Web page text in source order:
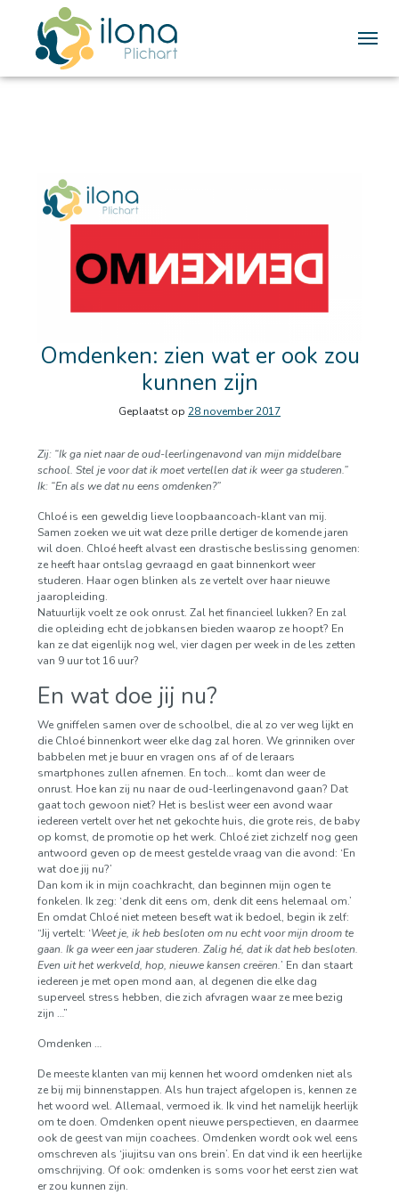
Omdenken: zien wat er ook zou
kunnen zijn
Geplaatst op 28 november 2017
Zij: “Ik ga niet naar de oud-leerlingenavond van mijn middelbare
school. Stel je voor dat ik moet vertellen dat ik weer ga studeren.”
Ik: “En als we dat nu eens omdenken?”
Chloé is een geweldig lieve loopbaancoach-klant van mij.
Samen zoeken we uit wat deze prille dertiger de komende jaren
wil doen. Chloé heeft alvast een drastische beslissing genomen:
ze heeft haar ontslag gevraagd en gaat binnenkort weer
studeren. Haar ogen blinken als ze vertelt over haar nieuwe
jaaropleiding.
Natuurlijk voelt ze ook onrust. Zal het financieel lukken? En zal
die opleiding echt de jobkansen bieden waarop ze hoopt? En
kan ze dat eigenlijk nog wel, vier dagen per week in de les zetten
van 9 uur tot 16 uur?
En wat doe jij nu?
We gniffelen samen over de schoolbel, die al zo ver weg lijkt en
die Chloé binnenkort weer elke dag zal horen. We grinniken over
babbelen met je buur en vragen ons af of de leraars
smartphones zullen afnemen. En toch… komt dan weer de
onrust. Hoe kan zij nu naar de oud-leerlingenavond gaan? Dat
gaat toch gewoon niet? Het is beslist weer een avond waar
iedereen vertelt over het net gekochte huis, die grote reis, de baby
op komst, de promotie op het werk. Chloé ziet zichzelf nog geen
antwoord geven op de meest gestelde vraag van die avond: ‘En
wat doe jij nu?’
Dan kom ik in mijn coachkracht, dan beginnen mijn ogen te
fonkelen. Ik zeg: ‘denk dit eens om, denk dit eens helemaal om.’
En omdat Chloé niet meteen beseft wat ik bedoel, begin ik zelf:
“Jij vertelt: ‘Weet je, ik heb besloten om nu echt voor mijn droom te
gaan. Ik ga weer een jaar studeren. Zalig hé, dat ik dat heb besloten.
Even uit het werkveld, hop, nieuwe kansen creëren.’ En dan staart
iedereen je met open mond aan, al degenen die elke dag
superveel stress hebben, die zich afvragen waar ze mee bezig
zijn …”
Omdenken …
De meeste klanten van mij kennen het woord omdenken niet als
ze bij mij binnenstappen. Als hun traject afgelopen is, kennen ze
het woord wel. Allemaal, vermoed ik. Ik vind het namelijk heerlijk
om te doen. Omdenken opent nieuwe perspectieven, en daarmee
ook de geest van mijn coachees. Omdenken wordt ook wel eens
omschreven als ‘jiujitsu van ons brein’. En dat vind ik een heerlijke
omschrijving. Of ook: omdenken is soms voor het eerst zien wat
er zou kunnen zijn.